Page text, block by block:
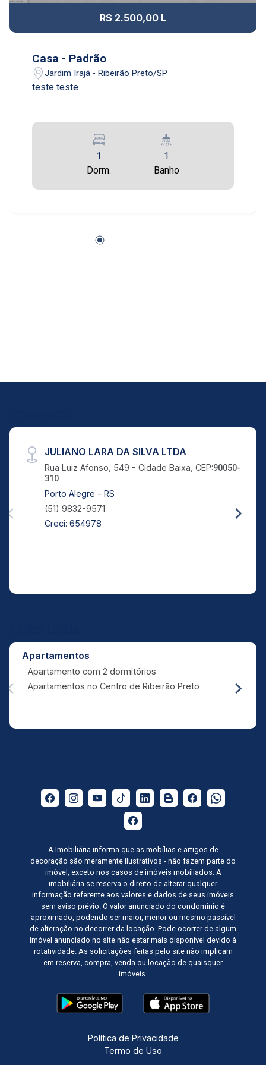
20
21
14:00
15:00
16:00
17:00
R$ 2.500,00 L
Casa - Padrão
Jardim Irajá - Ribeirão Preto/SP
teste teste
1
Dorm.
1
Banho
JULIANO LARA DA SILVA LTDA
Rua Luiz Afonso, 549 - Cidade Baixa, CEP:90050-
310
Porto Alegre - RS
(51) 9832-9571
Creci: 654978
Apartamentos
Apartamento com 2 dormitórios
Apartamentos no Centro de Ribeirão Preto
A Imobiliária informa que as mobílias e artigos de
decoração são meramente ilustrativos - não fazem parte do
imóvel, exceto nos casos de imóveis mobiliados. A
imobiliária se reserva o direito de alterar qualquer
informação referente aos valores e dados de seus imóveis
sem aviso prévio. O valor anunciado do condomínio é
aproximado, podendo ser maior, menor ou mesmo passível
de alteração no decorrer da locação. Pode ocorrer de algum
imóvel anunciado no site não estar mais disponível devido à
rotatividade. As solicitações feitas pelo site não implicam
em reserva, compra, venda ou locação de quaisquer
imóveis.
Política de Privacidade
Termo de Uso